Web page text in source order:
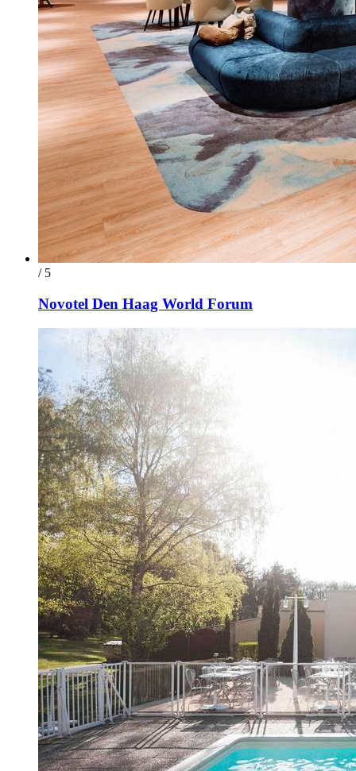
/ 5
Novotel Den Haag World Forum